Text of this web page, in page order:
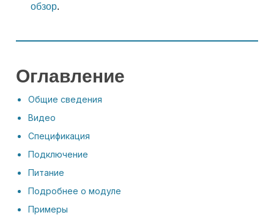
обзор.
Оглавление
Общие сведения
Видео
Спецификация
Подключение
Питание
Подробнее о модуле
Примеры